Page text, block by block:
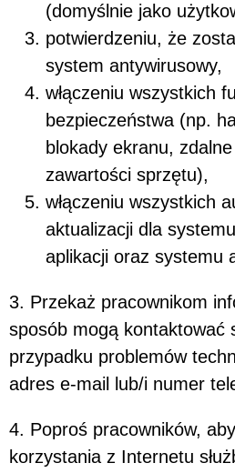
(domyślnie jako
potwierdzeniu, że
system antywirusowy,
włączeniu wszystkich
bezpieczeństwa (np.
blokady ekranu,
zawartości sprzętu),
włączeniu wszystkich
aktualizacji dla
aplikacji oraz systemu
3. Przekaż pracownikom
sposób mogą kontaktować
przypadku problemów
adres e-mail lub/i numer
4. Poproś pracowników,
korzystania z Internetu